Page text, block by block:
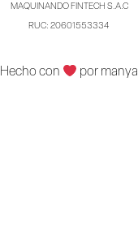
MAQUINANDO FINTECH S.A.C
RUC: 20601553334
Hecho con por manya